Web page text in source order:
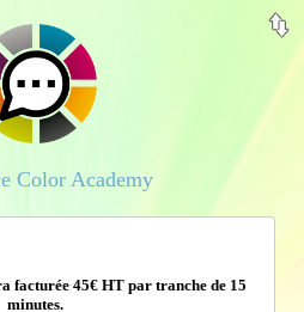
Color Academy
facturée 45€ HT par tranche de 15
minutes.